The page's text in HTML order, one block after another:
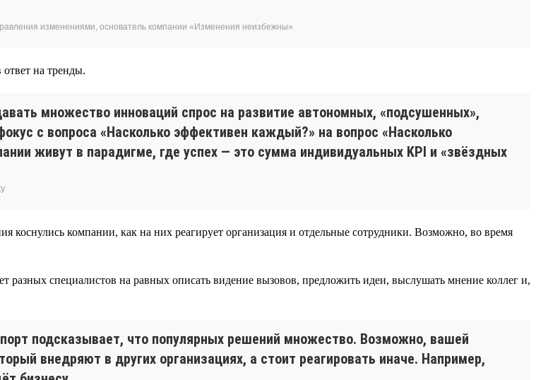
изменениями, основатель компании «Изменения неизбежны»
на тренды.
множество инноваций спрос на развитие автономных, «подсушенных»,
с вопроса «Насколько эффективен каждый?» на вопрос «Насколько
живут в парадигме, где успех — это сумма индивидуальных KPI и «звёздных
коснулись компании, как на них реагирует организация и отдельные сотрудники. Возможно, во время
разных специалистов на равных описать видение вызовов, предложить идеи, выслушать мнение коллег и,
подсказывает, что популярных решений множество. Возможно, вашей
внедряют в других организациях, а стоит реагировать иначе. Например,